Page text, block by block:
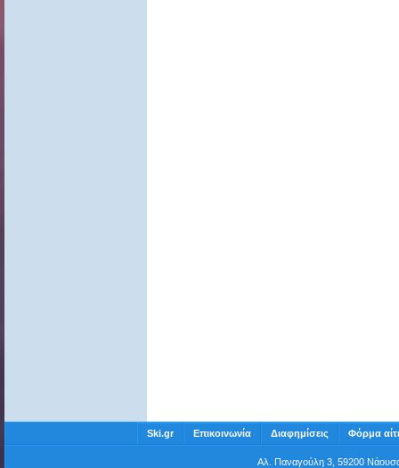
Ski.gr Επικοινωνία Διαφημίσεις Φόρμα
Αλ. Παναγούλη 3, 59200